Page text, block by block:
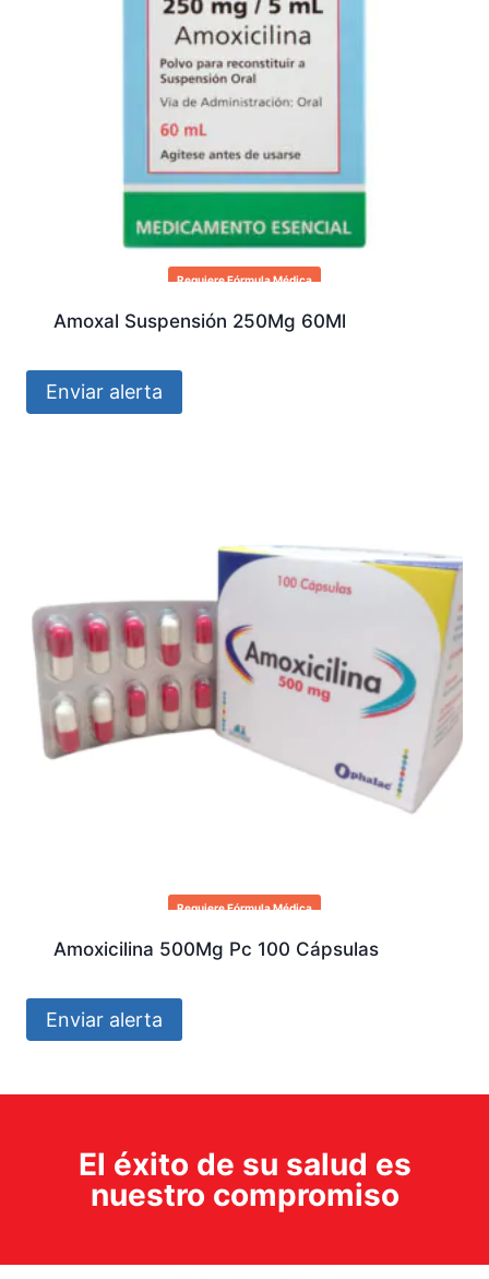
Requiere Fórmula Médica
Amoxal Suspensión 250Mg 60Ml
Enviar alerta
Requiere Fórmula Médica
Amoxicilina 500Mg Pc 100 Cápsulas
Enviar alerta
El éxito de su salud es
nuestro compromiso